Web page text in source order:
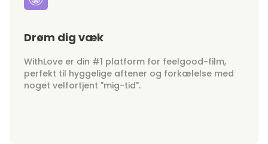
Drøm dig væk
WithLove er din #1 platform for feelgood-film,
perfekt til hyggelige aftener og forkælelse med
noget velfortjent "mig-tid".